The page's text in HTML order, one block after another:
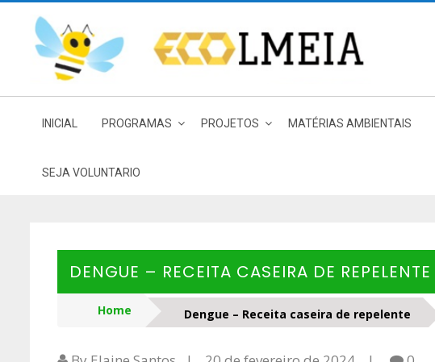
content
INICIAL PROGRAMAS PROJETOS MATÉRIAS AMBIENTAIS
SEJA VOLUNTARIO
DENGUE – RECEITA CASEIRA DE REPELENTE
Home Dengue – Receita caseira de repelente